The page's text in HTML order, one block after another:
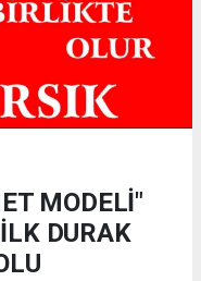
MODELİ"
DURAK